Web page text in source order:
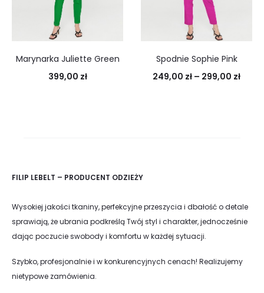
Marynarka Juliette Green
399,00 zł
Spodnie Sophie Pink
249,00 zł – 299,00 zł
FILIP LEBELT – PRODUCENT ODZIEŻY
Wysokiej jakości tkaniny, perfekcyjne przeszycia i dbałość o detale
sprawiają, że ubrania podkreślą Twój styl i charakter, jednocześnie
dając poczucie swobody i komfortu w każdej sytuacji.
Szybko, profesjonalnie i w konkurencyjnych cenach! Realizujemy
nietypowe zamówienia.